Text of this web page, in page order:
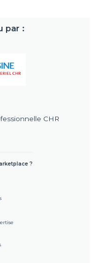
par :
CHR
?